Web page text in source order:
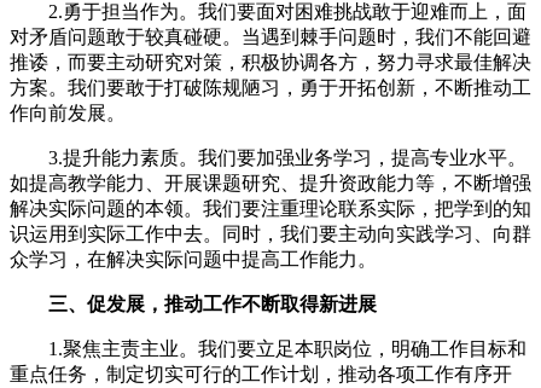
2.勇于担当作为。我们要面对困难挑战敢于迎难而上，面
对矛盾问题敢于较真碰硬。当遇到棘手问题时，我们不能回避
推诿，而要主动研究对策，积极协调各方，努力寻求最佳解决
方案。我们要敢于打破陈规陋习，勇于开拓创新，不断推动工
作向前发展。
3.提升能力素质。我们要加强业务学习，提高专业水平。
如提高教学能力、开展课题研究、提升资政能力等，不断增强
解决实际问题的本领。我们要注重理论联系实际，把学到的知
识运用到实际工作中去。同时，我们要主动向实践学习、向群
众学习，在解决实际问题中提高工作能力。
三、促发展，推动工作不断取得新进展
1.聚焦主责主业。我们要立足本职岗位，明确工作目标和
重点任务，制定切实可行的工作计划，推动各项工作有序开